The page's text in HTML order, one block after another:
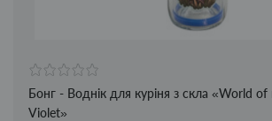
Бонг - Воднік для куріня з скла «World
Violet»